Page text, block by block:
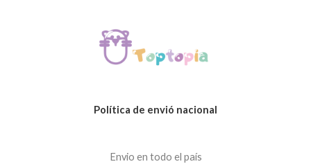
Política de envió nacional
Envio en todo el país